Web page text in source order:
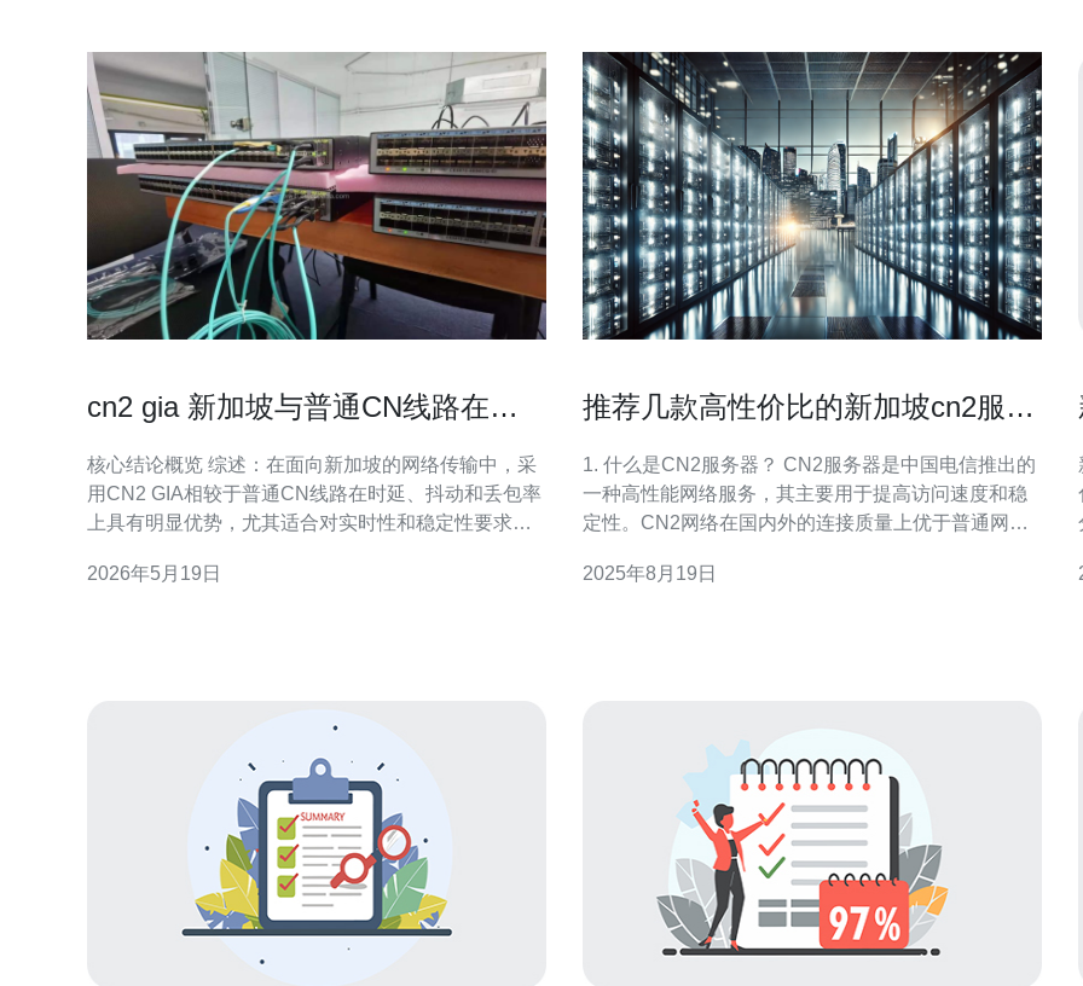
cn2 gia 新加坡与普通CN线路在稳
核心结论概览 综述：在面向新加坡的网络传输中，采
用CN2 GIA相较于普通CN线路在时延、抖动和丢包率
上具有明显优势，尤其适合对实时性和稳定性要求高
望在国内出境链路上获得更稳定的带宽和更低的时
2026年5月19日
推荐几款高性价比的新加坡cn2服务
1. 什么是CN2服务器？ CN2服务器是中国电信推出的
一种高性能网络服务，其主要用于提高访问速度和稳
定性。CN2网络在国内外的连接质量上优于普通网
为什么选择新加坡的CN2服务器？ 新加坡的CN2服务
2025年8月19日